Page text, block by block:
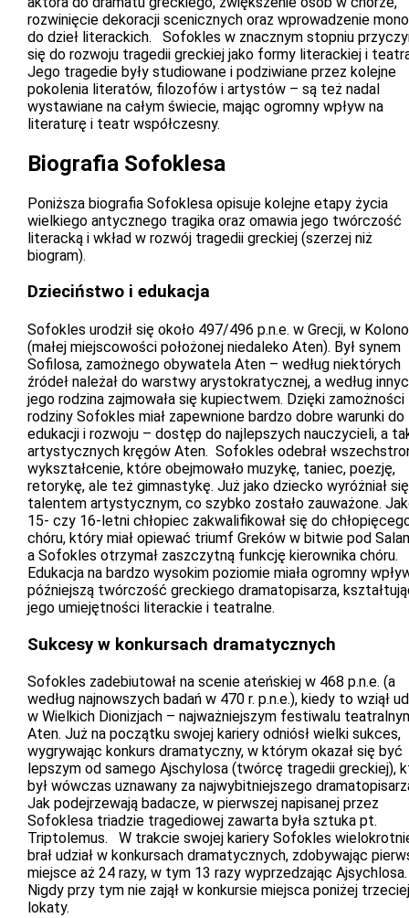
rozwinięcie dekoracji scenicznych oraz wprowadzenie
do dzieł literackich. Sofokles w znacznym stopniu
się do rozwoju tragedii greckiej jako formy literackiej i
Jego tragedie były studiowane i podziwiane przez kolejne
pokolenia literatów, filozofów i artystów – są też nadal
wystawiane na całym świecie, mając ogromny wpływ na
literaturę i teatr współczesny.
Biografia Sofoklesa
Poniższa biografia Sofoklesa opisuje kolejne etapy życia
wielkiego antycznego tragika oraz omawia jego twórczość
literacką i wkład w rozwój tragedii greckiej (szerzej niż
biogram).
Dzieciństwo i edukacja
Sofokles urodził się około 497/496 p.n.e. w Grecji, w
(małej miejscowości położonej niedaleko Aten). Był synem
Sofilosa, zamożnego obywatela Aten – według niektórych
źródeł należał do warstwy arystokratycznej, a według
jego rodzina zajmowała się kupiectwem. Dzięki zamożności
rodziny Sofokles miał zapewnione bardzo dobre warunki do
edukacji i rozwoju – dostęp do najlepszych nauczycieli, a
artystycznych kręgów Aten. Sofokles odebrał
wykształcenie, które obejmowało muzykę, taniec, poezję,
retorykę, ale też gimnastykę. Już jako dziecko wyróżniał się
talentem artystycznym, co szybko zostało zauważone.
15- czy 16-letni chłopiec zakwalifikował się do
chóru, który miał opiewać triumf Greków w bitwie pod
a Sofokles otrzymał zaszczytną funkcję kierownika chóru.
Edukacja na bardzo wysokim poziomie miała ogromny
późniejszą twórczość greckiego dramatopisarza,
jego umiejętności literackie i teatralne.
Sukcesy w konkursach dramatycznych
Sofokles zadebiutował na scenie ateńskiej w 468 p.n.e. (a
według najnowszych badań w 470 r. p.n.e.), kiedy to wziął
w Wielkich Dionizjach – najważniejszym festiwalu
Aten. Już na początku swojej kariery odniósł wielki sukces,
wygrywając konkurs dramatyczny, w którym okazał się być
lepszym od samego Ajschylosa (twórcę tragedii greckiej),
był wówczas uznawany za najwybitniejszego
Jak podejrzewają badacze, w pierwszej napisanej przez
Sofoklesa triadzie tragediowej zawarta była sztuka pt.
Triptolemus. W trakcie swojej kariery Sofokles
brał udział w konkursach dramatycznych, zdobywając
miejsce aż 24 razy, w tym 13 razy wyprzedzając Ajsychlosa.
Nigdy przy tym nie zajął w konkursie miejsca poniżej trzeciej
lokaty.